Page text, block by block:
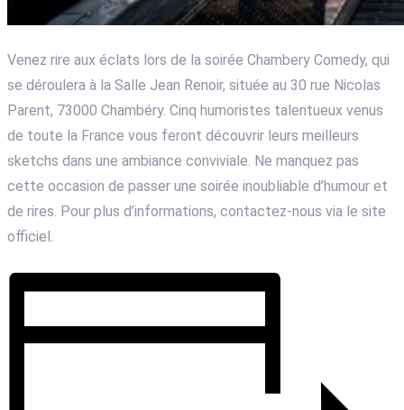
Venez rire aux éclats lors de la soirée Chambery Comedy, qui
se déroulera à la Salle Jean Renoir, située au 30 rue Nicolas
Parent, 73000 Chambéry. Cinq humoristes talentueux venus
de toute la France vous feront découvrir leurs meilleurs
sketchs dans une ambiance conviviale. Ne manquez pas
cette occasion de passer une soirée inoubliable d’humour et
de rires. Pour plus d’informations, contactez-nous via le site
officiel.